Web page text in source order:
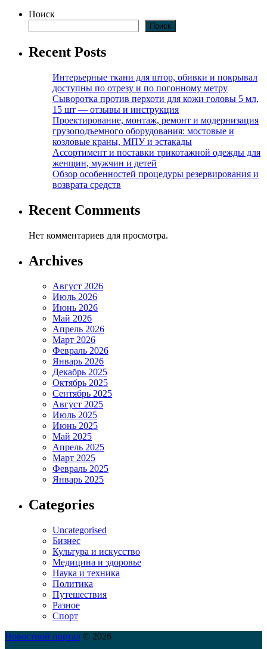
Поиск
Поиск
Recent Posts
Интерьерные ткани для штор, обивки и покрывал
доступны по отрезу и по погонному метру
Сыворотка против перхоти для кожи головы 5 мл,
15 шт — отзывы и инструкция
Проектирование, монтаж, ремонт и модернизация
грузоподъемного оборудования: мостовые и
козловые краны, МПУ и эстакады
Ассортимент и поставки трикотажной одежды для
женщин, мужчин и детей
Обзор особенностей процедуры резервирования и
возврата средств
Recent Comments
Нет комментариев для просмотра.
Archives
Август 2026
Июль 2026
Июнь 2026
Май 2026
Апрель 2026
Март 2026
Февраль 2026
Январь 2026
Декабрь 2025
Октябрь 2025
Сентябрь 2025
Август 2025
Июль 2025
Июнь 2025
Май 2025
Апрель 2025
Март 2025
Февраль 2025
Январь 2025
Categories
Uncategorised
Бизнес
Культура и искусство
Медицина и здоровье
Наука и техника
Политика
Путешествия
Разное
Спорт
Новостной портал © 2026